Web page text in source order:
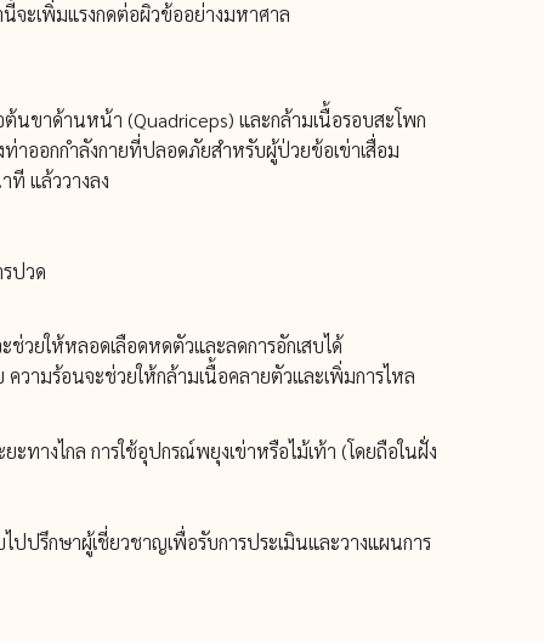
จะเพิ่มแรงกดต่อผิวข้ออย่างมหาศาล
ต้นขาด้านหน้า (Quadriceps) และกล้ามเนื้อรอบสะโพก
ท่าออกกำลังกายที่ปลอดภัยสำหรับผู้ป่วยข้อเข่าเสื่อม
ที แล้ววางลง
ปวด
วยให้หลอดเลือดหดตัวและลดการอักเสบได้
วามร้อนจะช่วยให้กล้ามเนื้อคลายตัวและเพิ่มการไหล
ทางไกล การใช้อุปกรณ์พยุงเข่าหรือไม้เท้า (โดยถือในฝั่ง
ปรึกษาผู้เชี่ยวชาญเพื่อรับการประเมินและวางแผนการ